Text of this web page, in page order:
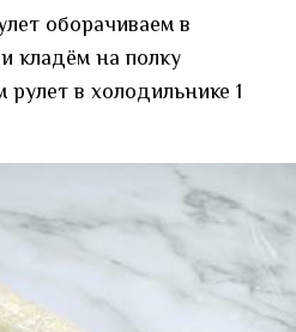
оборачиваем в
кладём на полку
в холодильнике 1